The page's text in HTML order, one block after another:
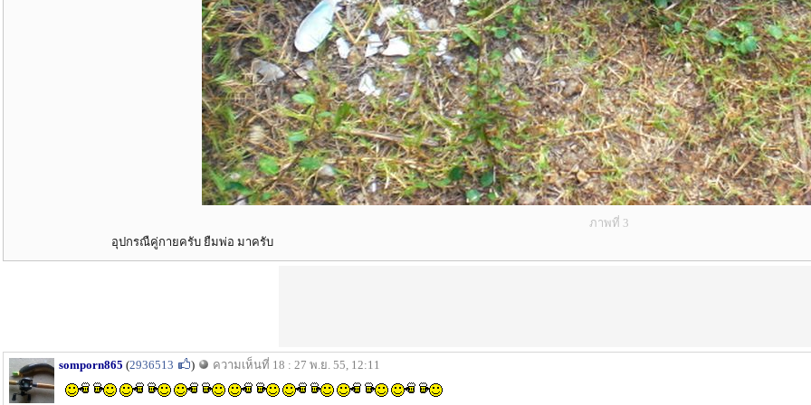
ภาพที่ 3
อุปกรณืคู่กายครับ ยืมพ่อ มาครับ
somporn865 (2936513 ) ความเห็นที่ 18 : 27 พ.ย. 55, 12:11